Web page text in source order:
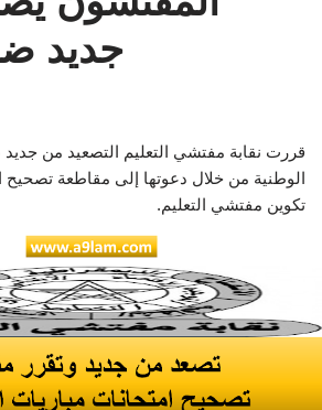
جديد
قررت نقابة مفتشي التعليم التصعيد من جديد
الوطنية من خلال دعوتها إلى مقاطعة تصحيح
تكوين مفتشي التعليم.